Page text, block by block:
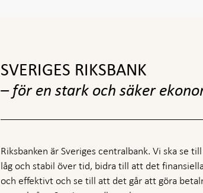
SVERIGES RIKSBANK
– för en stark och säker
Riksbanken är Sveriges centralbank. Vi ska se
låg och stabil över tid, bidra till att det
och effektivt och se till att det går att göra